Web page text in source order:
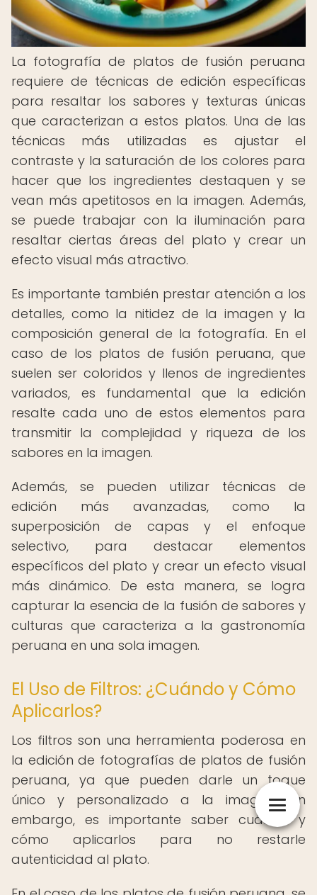
La fotografía de platos de fusión peruana
requiere de técnicas de edición específicas
para resaltar los sabores y texturas únicas
que caracterizan a estos platos. Una de las
técnicas más utilizadas es ajustar el
contraste y la saturación de los colores para
hacer que los ingredientes destaquen y se
vean más apetitosos en la imagen. Además,
se puede trabajar con la iluminación para
resaltar ciertas áreas del plato y crear un
efecto visual más atractivo.
Es importante también prestar atención a los
detalles, como la nitidez de la imagen y la
composición general de la fotografía. En el
caso de los platos de fusión peruana, que
suelen ser coloridos y llenos de ingredientes
variados, es fundamental que la edición
resalte cada uno de estos elementos para
transmitir la complejidad y riqueza de los
sabores en la imagen.
Además, se pueden utilizar técnicas de
edición más avanzadas, como la
superposición de capas y el enfoque
selectivo, para destacar elementos
específicos del plato y crear un efecto visual
más dinámico. De esta manera, se logra
capturar la esencia de la fusión de sabores y
culturas que caracteriza a la gastronomía
peruana en una sola imagen.
El Uso de Filtros: ¿Cuándo y Cómo
Aplicarlos?
Los filtros son una herramienta poderosa en
la edición de fotografías de platos de fusión
peruana, ya que pueden darle un toque
único y personalizado a la imagen. Sin
embargo, es importante saber cuándo y
cómo aplicarlos para no restarle
autenticidad al plato.